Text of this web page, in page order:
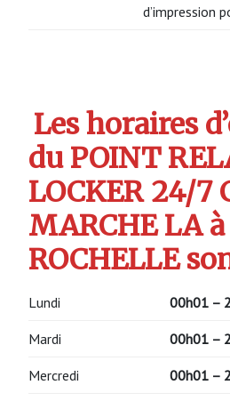
d’impression
Les horaires
du POINT
LOCKER 24/7
MARCHE LA
ROCHELLE
Lundi 00h01 –
Mardi 00h01 –
Mercredi 00h01 –